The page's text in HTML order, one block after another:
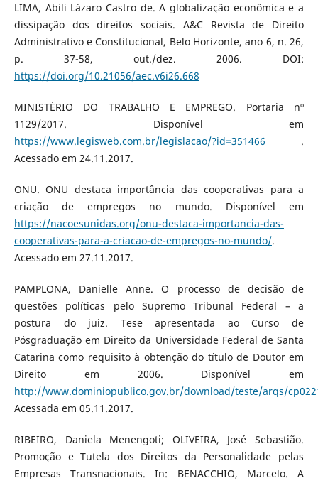
LIMA, Abili Lázaro Castro de. A globalização econômica e a
dissipação dos direitos sociais. A&C Revista de Direito
Administrativo e Constitucional, Belo Horizonte, ano 6, n. 26,
p. 37-58, out./dez. 2006. DOI:
https://doi.org/10.21056/aec.v6i26.668
MINISTÉRIO DO TRABALHO E EMPREGO. Portaria nº
1129/2017. Disponível em
https://www.legisweb.com.br/legislacao/?id=351466 .
Acessado em 24.11.2017.
ONU. ONU destaca importância das cooperativas para a
criação de empregos no mundo. Disponível em
https://nacoesunidas.org/onu-destaca-importancia-das-
cooperativas-para-a-criacao-de-empregos-no-mundo/.
Acessado em 27.11.2017.
PAMPLONA, Danielle Anne. O processo de decisão de
questões políticas pelo Supremo Tribunal Federal – a
postura do juiz. Tese apresentada ao Curso de
Pósgraduação em Direito da Universidade Federal de Santa
Catarina como requisito à obtenção do título de Doutor em
Direito em 2006. Disponível em
http://www.dominiopublico.gov.br/download/teste/arqs/
Acessada em 05.11.2017.
RIBEIRO, Daniela Menengoti; OLIVEIRA, José Sebastião.
Promoção e Tutela dos Direitos da Personalidade pelas
Empresas Transnacionais. In: BENACCHIO, Marcelo. A